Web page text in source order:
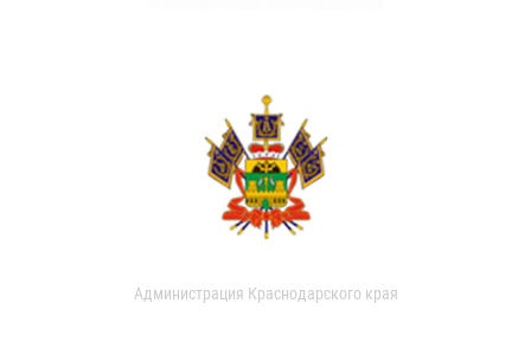
Администрация Краснодарского края